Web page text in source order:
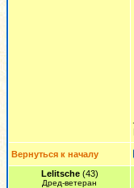
Вернуться к началу
Lelitsche(43)
Дред-ветеран